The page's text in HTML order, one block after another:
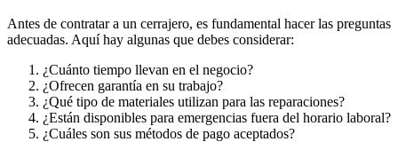
Antes de contratar a un cerrajero, es fundamental hacer las preguntas
adecuadas. Aquí hay algunas que debes considerar:
¿Cuánto tiempo llevan en el negocio?
¿Ofrecen garantía en su trabajo?
¿Qué tipo de materiales utilizan para las reparaciones?
¿Están disponibles para emergencias fuera del horario laboral?
¿Cuáles son sus métodos de pago aceptados?